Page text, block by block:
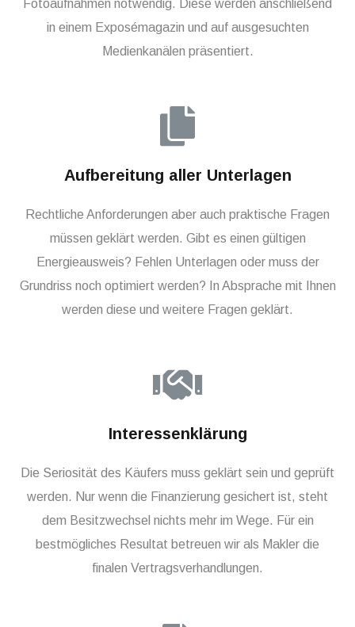
Fotoaufnahmen notwendig. Diese werden anschließend
in einem Exposémagazin und auf ausgesuchten
Medienkanälen präsentiert.
Aufbereitung aller Unterlagen
Rechtliche Anforderungen aber auch praktische Fragen
müssen geklärt werden. Gibt es einen gültigen
Energieausweis? Fehlen Unterlagen oder muss der
Grundriss noch optimiert werden? In Absprache mit Ihnen
werden diese und weitere Fragen geklärt.
Interessenklärung
Die Seriosität des Käufers muss geklärt sein und geprüft
werden. Nur wenn die Finanzierung gesichert ist, steht
dem Besitzwechsel nichts mehr im Wege. Für ein
bestmögliches Resultat betreuen wir als Makler die
finalen Vertragsverhandlungen.